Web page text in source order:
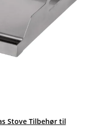
Stove Tilbehør til